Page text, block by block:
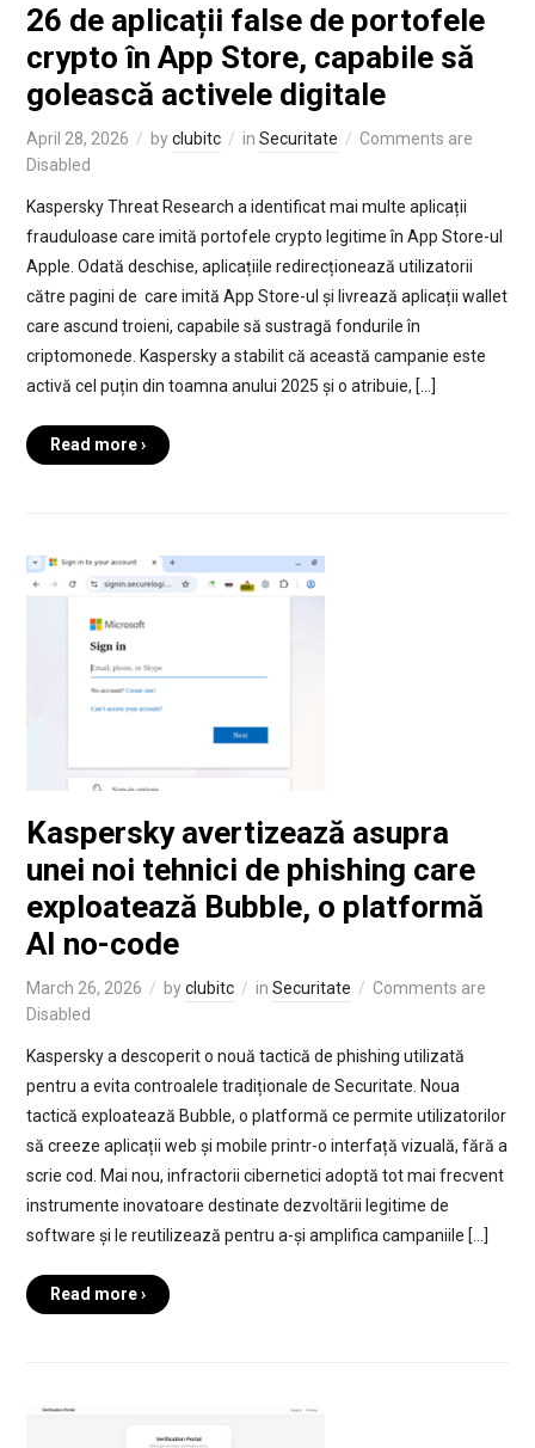
26 de aplicații false de portofele
crypto în App Store, capabile să
golească activele digitale
April 28, 2026 byclubitc in Securitate
Comments are
Disabled
Kaspersky Threat Research a identificat mai multe aplicații
frauduloase care imită portofele crypto legitime în App Store-ul
Apple. Odată deschise, aplicațiile redirecționează utilizatorii
către pagini de care imită App Store-ul și livrează aplicații wallet
care ascund troieni, capabile să sustragă fondurile în
criptomonede. Kaspersky a stabilit că această campanie este
activă cel puțin din toamna anului 2025 și o atribuie, […]
Read more ›
Kaspersky avertizează asupra
unei noi tehnici de phishing care
exploatează Bubble, o platformă
AI no-code
March 26, 2026 byclubitc in Securitate
Comments are
Disabled
Kaspersky a descoperit o nouă tactică de phishing utilizată
pentru a evita controalele tradiționale de Securitate. Noua
tactică exploatează Bubble, o platformă ce permite utilizatorilor
să creeze aplicații web și mobile printr-o interfață vizuală, fără a
scrie cod. Mai nou, infractorii cibernetici adoptă tot mai frecvent
instrumente inovatoare destinate dezvoltării legitime de
software și le reutilizează pentru a-și amplifica campaniile […]
Read more ›